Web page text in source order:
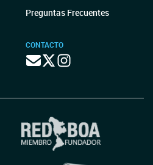
Preguntas Frecuentes
CONTACTO